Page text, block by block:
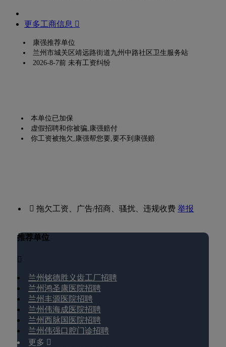
更多工商信息 
康强推荐单位
兰州市城关区靖远路街道九州中路社区卫生服务站
2026-8-7前 未有工资纠纷
本单位已加保
虚假招聘和你被骗,康强赔付
你工资被拖欠,康强帮您要,要不到康强赔
 拖欠工资、广告/招商、骚扰、违规收费举报
推荐单位

兰州铭德胜义齿工厂招聘
兰州鸿圣康医院招聘
兰州丰源医院招聘
兰州伟海成医院招聘
兰州西脉国医院招聘
兰州伟强口腔门诊招聘
更多 